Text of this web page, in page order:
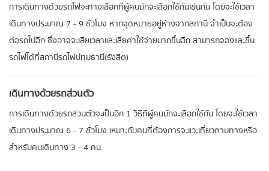
การเดินทางด้วยรถไฟจะทางเลือกที่ผู้คนมักจะเลือกใช้กันเช่นกัน โดยจะใช้เวลา
เดินทางประมาณ 7 - 9 ชั่วโมง หากจุดหมายอยู่ห่างจากสถานี จำเป็นจะต้อง
ต่อรถไปอีก ซึ่งอาจจะเสียเวลาและเสียค่าใช้จ่ายมากขึ้นอีก สามารถจองและขึ้น
รถไฟได้ที่สถานีรถไฟปทุมธานี(รังสิต)
เดินทางด้วยรถส่วนตัว
การเดินทางด้วยรถส่วนตัวจะเป็นอีก 1 วิธีที่ผู้คนมักจะเลือกใช้กัน โดยจะใช้เวลา
เดินทางประมาณ 6 - 7 ชั่วโมง เหมาะกับคนที่ต้องการจะแวะเที่ยวตามทางหรือ
สำหรับคนเดินทาง 3 - 4 คน